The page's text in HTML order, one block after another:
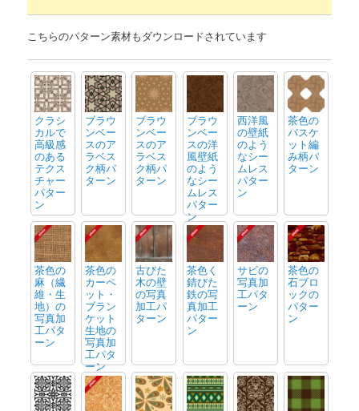
こちらのパターン素材もダウンロードされています
クラシ
カルで
高級感
のある
テクス
チャー
パター
ン
ブラウ
ンベー
スのア
ラベス
ク柄パ
ターン
ブラウ
ンベー
スのア
ラベス
ク柄パ
ターン
ブラウ
ンベー
スの洋
風壁紙
のよう
なシー
ムレス
パター
ン
西洋風
の壁紙
のよう
なシー
ムレス
パター
ン
茶色の
バスケ
ット編
み柄パ
ターン
茶色の
麻（繊
維・生
地）の
写真加
工パタ
ーン
茶色の
カーペ
ット・
ブラン
ケット
生地の
写真加
工パタ
ーン
古びた
木の壁
の写真
加工パ
ターン
茶色く
錆びた
鉄の写
真加工
パター
ン
サビの
写真加
工パタ
ーン
茶色の
石ブロ
ックの
パター
ン